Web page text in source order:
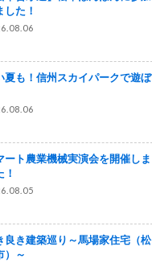
した！
夏も！信州スカイパークで遊ぼ
ート農業機械実演会を開催しま
！
良き建築巡り～馬場家住宅（松
）～